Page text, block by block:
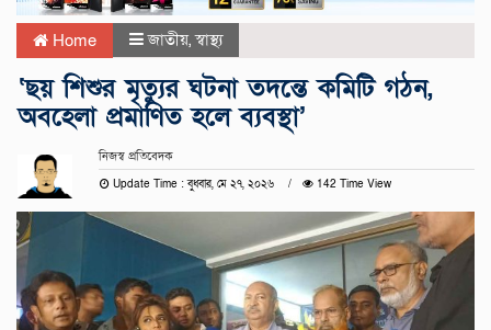
Home জাতীয়,স্বাস্থ্য
‘ছয় শিশুর মৃত্যুর ঘটনা তদন্তে কমিটি গঠন,
অবহেলা প্রমাণিত হলে ব্যবস্থা’
নিজস্ব প্রতিবেদক
Update Time : বুধবার, মে ২৭, ২০২৬ 142 Time View